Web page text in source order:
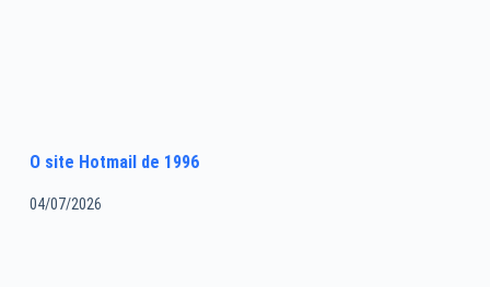
O site Hotmail de 1996
04/07/2026